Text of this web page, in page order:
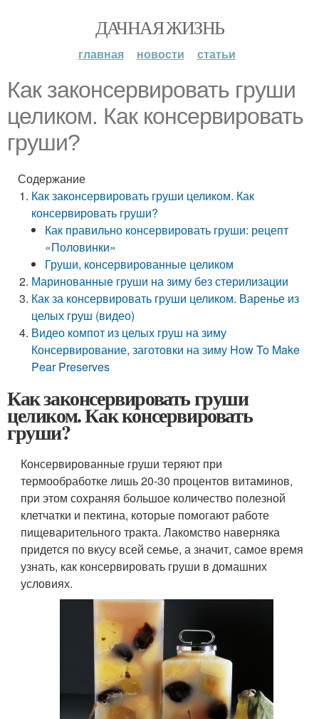
ДАЧНАЯ ЖИЗНЬ
главная новости статьи
Как законсервировать груши
целиком. Как консервировать
груши?
Содержание
Как законсервировать груши целиком. Как
консервировать груши?
Как правильно консервировать груши: рецепт
«Половинки»
Груши, консервированные целиком
Маринованные груши на зиму без стерилизации
Как за консервировать груши целиком. Варенье из
целых груш (видео)
Видео компот из целых груш на зиму
Консервирование, заготовки на зиму How To Make
Pear Preserves
Как законсервировать груши
целиком. Как консервировать
груши?
Консервированные груши теряют при
термообработке лишь 20-30 процентов витаминов,
при этом сохраняя большое количество полезной
клетчатки и пектина, которые помогают работе
пищеварительного тракта. Лакомство наверняка
придется по вкусу всей семье, а значит, самое время
узнать, как консервировать груши в домашних
условиях.